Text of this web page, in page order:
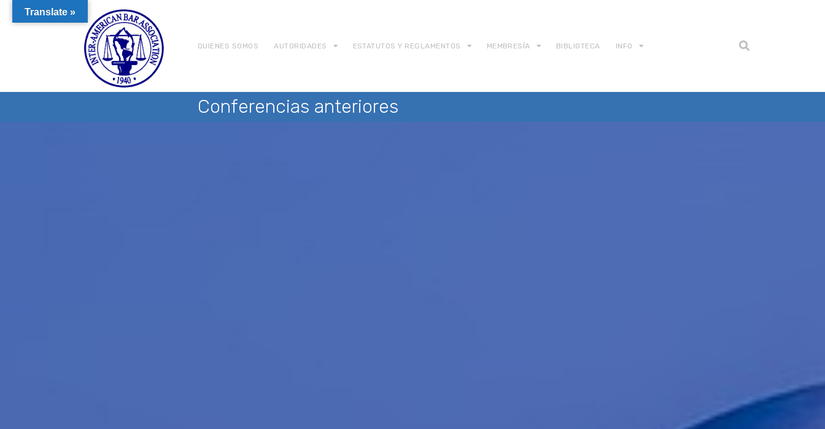
QUIENES SOMOS AUTORIDADES ESTATUTOS Y REGLAMENTOS MEMBRESÍA BIBLIOTECA INFO
Conferencias anteriores
Translate »